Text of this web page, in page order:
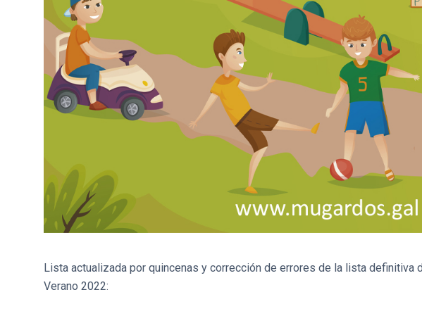
Lista actualizada por quincenas y corrección de errores de la lista definitiva
Verano 2022: